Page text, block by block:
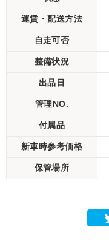
運賃・配送方法
自走可否
整備状況
出品日
管理NO.
付属品
新車時参考価格
保管場所